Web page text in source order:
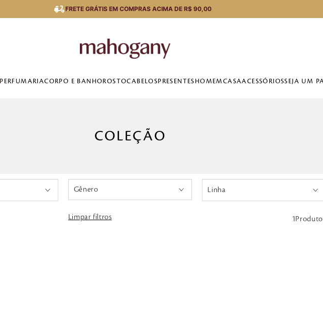
FRETE GRÁTIS EM COMPRAS ACIMA DE R$ 90,00
PERFUMARIACORPO E BANHOROSTOCABELOS PRESENTES HOMEM CASAACESSÓRIOSSEJA UM
COLEÇÃO
Linha
Limpar filtros 1 Produto